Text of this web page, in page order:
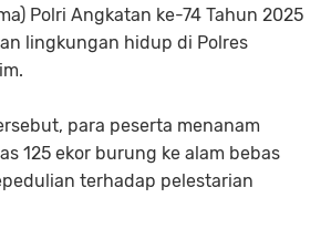
Polri Angkatan ke-74 Tahun 2025
lingkungan hidup di Polres
para peserta menanam
125 ekor burung ke alam bebas
terhadap pelestarian